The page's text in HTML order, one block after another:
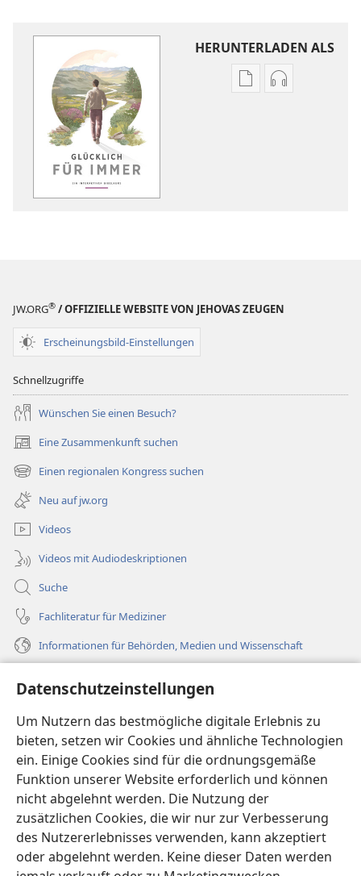
Datenschutzeinstellungen
Um Nutzern das bestmögliche digitale Erlebnis zu
bieten, setzen wir Cookies und ähnliche Technologien
ein. Einige Cookies sind für die ordnungsgemäße
Funktion unserer Website erforderlich und können
nicht abgelehnt werden. Die Nutzung der
zusätzlichen Cookies, die wir nur zur Verbesserung
des Nutzererlebnisses verwenden, kann akzeptiert
oder abgelehnt werden. Keine dieser Daten werden
HERUNTERLADEN ALS
JW.ORG® / OFFIZIELLE WEBSITE VON JEHOVAS ZEUGEN
Erscheinungsbild-Einstellungen
Schnellzugriffe
Wünschen Sie einen Besuch?
Eine Zusammenkunft suchen
(öffnet
neues
Fenster)
Einen regionalen Kongress suchen
(öffnet
neues
Fenster)
Neu auf jw.org
Videos
Videos mit Audiodeskriptionen
Suche
Fachliteratur für Mediziner
Informationen für Behörden, Medien und Wissenschaft
Spenden
(öffnet
neues
Fenster)Wachtturm ONLINE-BIBLIOTHEK
(öffnet
neues
Fenster)JW Hub®
(öffnet
neues
Fenster)JW Library
Watchtower Library ®